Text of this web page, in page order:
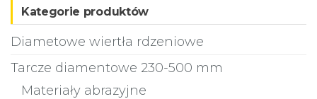
Kategorie produktów
Diametowe wiertła rdzeniowe
Tarcze diamentowe 230-500 mm
Materiały abrazyjne